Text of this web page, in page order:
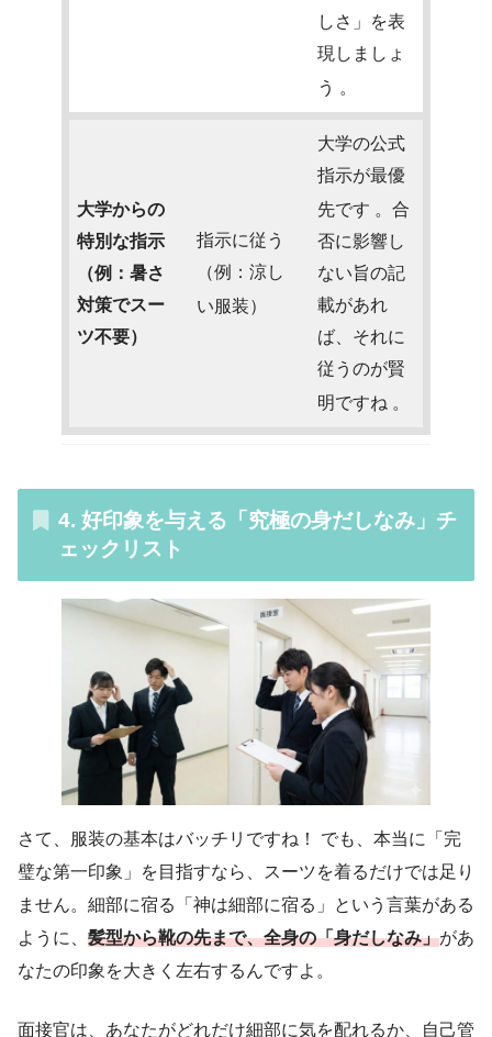
しさ」を表
現しましょ
う 。
大学からの
特別な指示
（例：暑さ
対策でスー
ツ不要）
指示に従う
（例：涼し
い服装）
大学の公式
指示が最優
先です 。合
否に影響し
ない旨の記
載があれ
ば、それに
従うのが賢
明ですね 。
4. 好印象を与える「究極の身だしなみ」チ
ェックリスト
さて、服装の基本はバッチリですね！ でも、本当に「完
璧な第一印象」を目指すなら、スーツを着るだけでは足り
ません。細部に宿る「神は細部に宿る」という言葉がある
ように、 髪型から靴の先まで、全身の「身だしなみ」があ
なたの印象を大きく左右するんですよ。
面接官は、あなたがどれだけ細部に気を配れるか、自己管